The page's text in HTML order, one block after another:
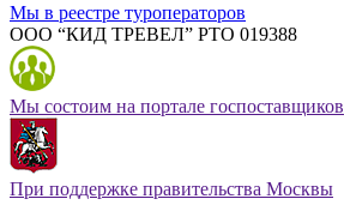
Мы в реестре туроператоров
ООО “КИД ТРЕВЕЛ” РТО 019388
Мы состоим на портале госпоставщиков
При поддержке правительства Москвы